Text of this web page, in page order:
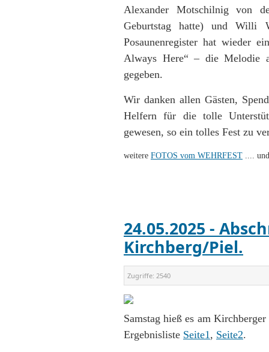
Alexander Motschilnig von
Geburtstag hatte) und Willi
Posaunenregister hat wieder
Always Here“ – die Melodie
gegeben.
Wir danken allen Gästen,
Helfern für die tolle
gewesen, so ein tolles Fest zu
weitere FOTOS vom WEHRFEST ....
24.05.2025 -
Kirchberg/Piel.
Zugriffe: 2540
Samstag hieß es am
Ergebnisliste Seite1, Seite2.